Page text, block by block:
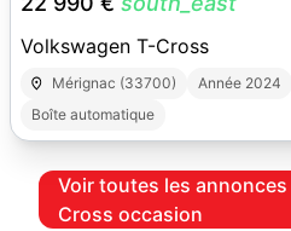
Volkswagen T-Cross
Mérignac (33700) Année 2024
Boîte automatique
Voir toutes les
Cross occasion